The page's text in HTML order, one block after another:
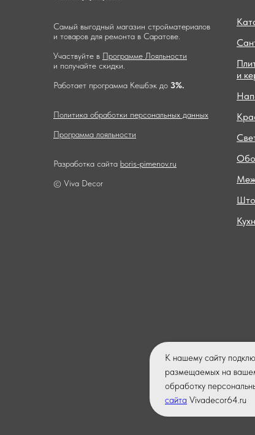
К нашему сайту
размещаемых на
обработку
сайта Vivadecor64.ru
Самый выгодный магазин стройматериалов
и товаров для ремонта в Саратове.
Участвуйте в Программе Лояльности
и получайте скидки.
Работает программа Кешбэк до 3%.
Политика обработки персональных данных
Программа лояльности
Разработка сайта boris-pimenov.ru
© Viva Decor
и